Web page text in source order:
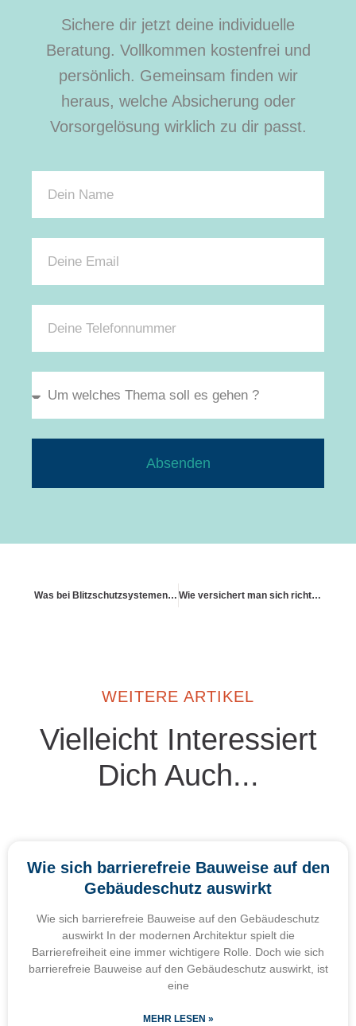
Sichere dir jetzt deine individuelle
Beratung. Vollkommen kostenfrei und
persönlich. Gemeinsam finden wir
heraus, welche Absicherung oder
Vorsorgelösung wirklich zu dir passt.
Absenden
Was bei Blitzschutzsystemen im Wohngebäude zu beachten ist Wie versichert man sich richtig gegen Brand
WEITERE ARTIKEL
Vielleicht Interessiert
Dich Auch...
Wie sich barrierefreie Bauweise auf den
Gebäudeschutz auswirkt
Wie sich barrierefreie Bauweise auf den Gebäudeschutz
auswirkt In der modernen Architektur spielt die
Barrierefreiheit eine immer wichtigere Rolle. Doch wie sich
barrierefreie Bauweise auf den Gebäudeschutz auswirkt, ist
eine
MEHR LESEN »